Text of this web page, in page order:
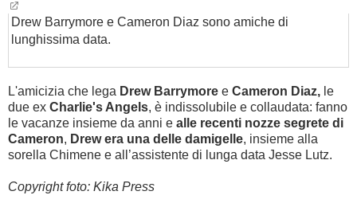
Drew Barrymore e Cameron Diaz sono amiche di
lunghissima data.
L'amicizia che lega Drew Barrymore e Cameron Diaz, le
due ex Charlie's Angels, è indissolubile e collaudata: fanno
le vacanze insieme da anni e alle recenti nozze segrete di
Cameron, Drew era una delle damigelle, insieme alla
sorella Chimene e all’assistente di lunga data Jesse Lutz.
Copyright foto: Kika Press